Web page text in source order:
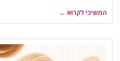
המשיכי לקרוא ←